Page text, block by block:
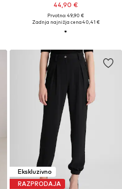
44,90 €
Prvotno: 49,90 €
Zadnja najnižja cena40,41 €
Ekskluzivno
RAZPRODAJA